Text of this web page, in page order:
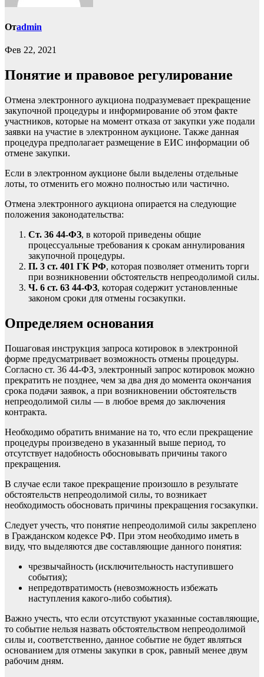
Отadmin
Фев 22, 2021
Понятие и правовое регулирование
Отмена электронного аукциона подразумевает прекращение
закупочной процедуры и информирование об этом факте
участников, которые на момент отказа от закупки уже подали
заявки на участие в электронном аукционе. Также данная
процедура предполагает размещение в ЕИС информации об
отмене закупки.
Если в электронном аукционе были выделены отдельные
лоты, то отменить его можно полностью или частично.
Отмена электронного аукциона опирается на следующие
положения законодательства:
Ст. 36 44-ФЗ, в которой приведены общие
процессуальные требования к срокам аннулирования
закупочной процедуры.
П. 3 ст. 401 ГК РФ, которая позволяет отменить торги
при возникновении обстоятельств непреодолимой силы.
Ч. 6 ст. 63 44-ФЗ, которая содержит установленные
законом сроки для отмены госзакупки.
Определяем основания
Пошаговая инструкция запроса котировок в электронной
форме предусматривает возможность отмены процедуры.
Согласно ст. 36 44-ФЗ, электронный запрос котировок можно
прекратить не позднее, чем за два дня до момента окончания
срока подачи заявок, а при возникновении обстоятельств
непреодолимой силы — в любое время до заключения
контракта.
Необходимо обратить внимание на то, что если прекращение
процедуры произведено в указанный выше период, то
отсутствует надобность обосновывать причины такого
прекращения.
В случае если такое прекращение произошло в результате
обстоятельств непреодолимой силы, то возникает
необходимость обосновать причины прекращения госзакупки.
Следует учесть, что понятие непреодолимой силы закреплено
в Гражданском кодексе РФ. При этом необходимо иметь в
виду, что выделяются две составляющие данного понятия:
чрезвычайность (исключительность наступившего
события);
непредотвратимость (невозможность избежать
наступления какого-либо события).
Важно учесть, что если отсутствуют указанные составляющие,
то событие нельзя назвать обстоятельством непреодолимой
силы и, соответственно, данное событие не будет являться
основанием для отмены закупки в срок, равный менее двум
рабочим дням.